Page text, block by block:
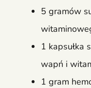
5 gramów
1 kapsułka
wapń i
1 gram